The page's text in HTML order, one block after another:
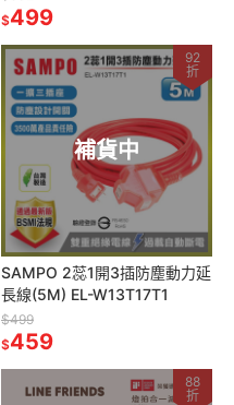
異味pm2.5 迷你小型便攜
$499
補貨中
92
折
SAMPO 2蕊1開3插防塵動力延
長線(5M) EL-W13T17T1
$499
$459
88
折